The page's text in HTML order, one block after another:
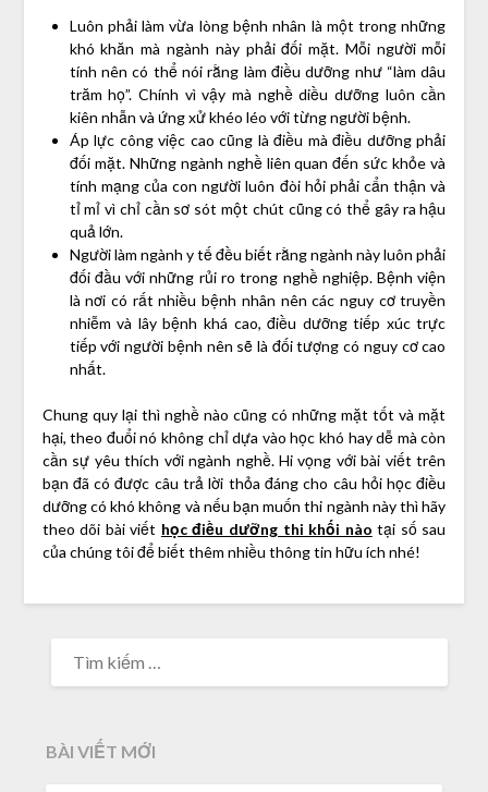
Luôn phải làm vừa lòng bệnh nhân là một trong những
khó khăn mà ngành này phải đối mặt. Mỗi người mỗi
tính nên có thể nói rằng làm điều dưỡng như “làm dâu
trăm họ”. Chính vì vậy mà nghề diều dưỡng luôn cần
kiên nhẫn và ứng xử khéo léo với từng người bệnh.
Áp lực công việc cao cũng là điều mà điều dưỡng phải
đối mặt. Những ngành nghề liên quan đến sức khỏe và
tính mạng của con người luôn đòi hỏi phải cẩn thận và
tỉ mỉ vì chỉ cần sơ sót một chút cũng có thể gây ra hậu
quả lớn.
Người làm ngành y tế đều biết rằng ngành này luôn phải
đối đầu với những rủi ro trong nghề nghiệp. Bệnh viện
là nơi có rất nhiều bệnh nhân nên các nguy cơ truyền
nhiễm và lây bệnh khá cao, điều dưỡng tiếp xúc trực
tiếp với người bệnh nên sẽ là đối tượng có nguy cơ cao
nhất.
Chung quy lại thì nghề nào cũng có những mặt tốt và mặt
hại, theo đuổi nó không chỉ dựa vào học khó hay dễ mà còn
cần sự yêu thích với ngành nghề. Hi vọng với bài viết trên
bạn đã có được câu trả lời thỏa đáng cho câu hỏi học điều
dưỡng có khó không và nếu bạn muốn thi ngành này thì hãy
theo dõi bài viết học điều dưỡng thi khối nào tại số sau
của chúng tôi để biết thêm nhiều thông tin hữu ích nhé!
KIẾM
BÀI VIẾT MỚI